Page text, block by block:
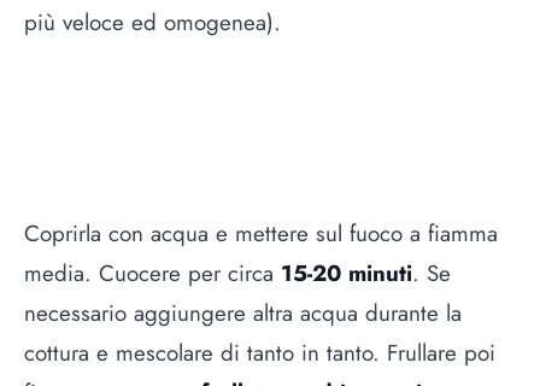
più veloce ed omogenea).
Coprirla con acqua e mettere sul fuoco a fiamma
media. Cuocere per circa 15-20 minuti. Se
necessario aggiungere altra acqua durante la
cottura e mescolare di tanto in tanto. Frullare poi